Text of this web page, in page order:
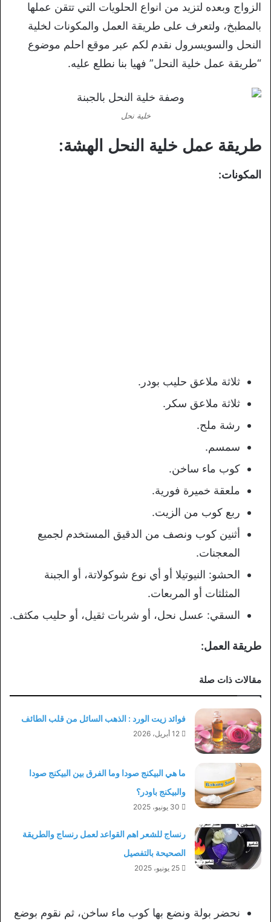
الزواج وبعده لتزيد من انواع الحلويات التي تتقن عملها
بالمطبخ، ولتعرف على طريقة العمل والمكونات لخلية
النحل والسويسرول نقدم لكم عبر موقع احلم موضوع
“طريقة عمل خلية النحل” فهيا بنا نطلع عليه.
خلية نحل
طريقة عمل خلية النحل الهشة:
المكونات:
ثلاثة ملاعق حليب بودر.
ثلاثة ملاعق سكر.
رشة ملح.
سمسم.
كوب ماء ساخن.
ملعقة خميرة فورية.
ربع كوب من الزيت.
أثنين كوب ونصف من الدقيق المستخدم لجميع
المعجنات.
الحشو: النيوتيلا أو أي نوع شوكولاتة، أو الجبنة
المثلثات أو المربعات.
السقي: عسل نحل، أو شربات ثقيل، أو حليب مكثف.
طريقة العمل:
مقالات ذات صلة
فوائد زيت الورد : الذهب السائل من قلب الطائف
12 أبريل، 2026
ما هي البيكنج صودا وما الفرق بين البيكنج صودا
والبيكنج باودر؟
30 يونيو، 2025
رنساج للشعر اهم القواعد لعمل رنساج والطريقة
الصحيحة بالتفصيل
25 يونيو، 2025
نحضر بولة ونضع بها كوب ماء ساخن، ثم نقوم بوضع